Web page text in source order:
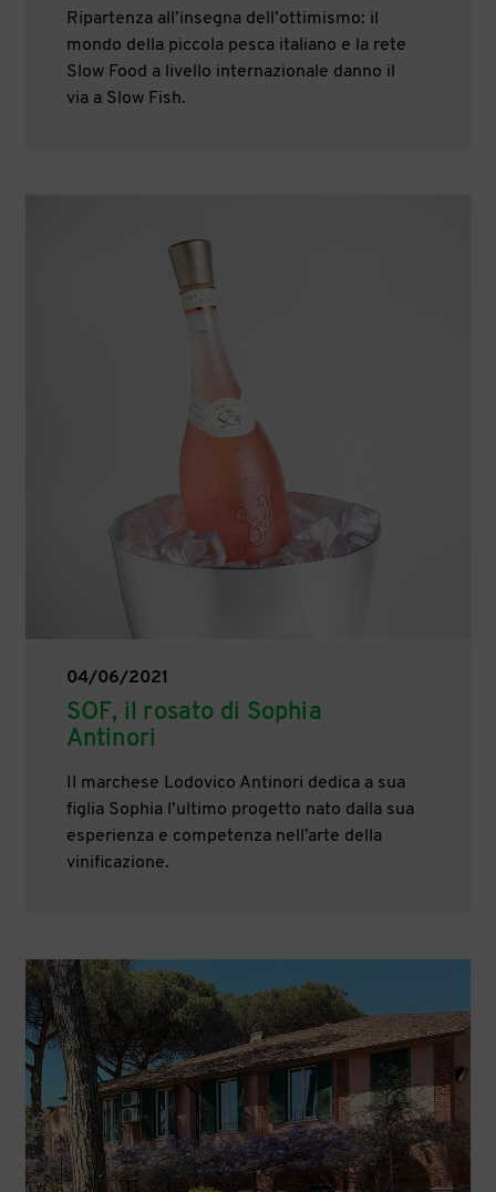
Ripartenza all’insegna dell’ottimismo: il
mondo della piccola pesca italiano e la rete
Slow Food a livello internazionale danno il
via a Slow Fish.
04/06/2021
SOF, il rosato di Sophia
Antinori
Il marchese Lodovico Antinori dedica a sua
figlia Sophia l’ultimo progetto nato dalla sua
esperienza e competenza nell’arte della
vinificazione.